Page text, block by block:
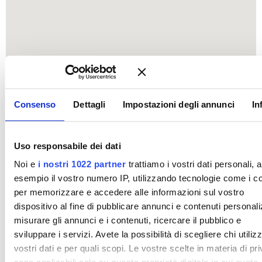
Consenso Dettagli Impostazioni degli annunci
Uso responsabile dei dati
Noi e i nostri 1022 partnertrattiamo i vostri dati personali,
esempio il vostro numero IP, utilizzando tecnologie come i
per memorizzare e accedere alle informazioni sul vostro
dispositivo al fine di pubblicare annunci e contenuti
misurare gli annunci e i contenuti, ricercare il pubblico e
sviluppare i servizi. Avete la possibilità di scegliere chi
vostri dati e per quali scopi. Le vostre scelte in materia di